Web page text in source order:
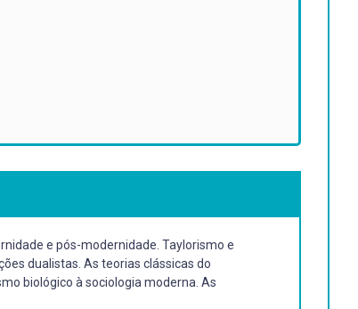
e pós-modernidade. Taylorismo e
dualistas. As teorias clássicas do
biológico à sociologia moderna. As